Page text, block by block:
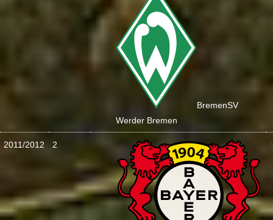
BremenSV
Werder Bremen
:
2011/2012 2
: